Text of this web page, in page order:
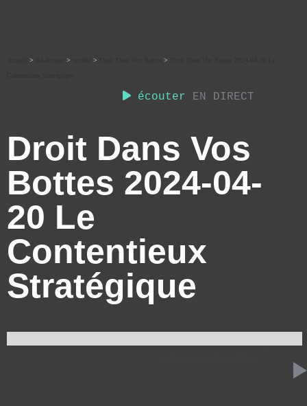
écouter EN DIRECT
> > > >
Droit Dans Vos
Bottes 2024-04-
20 Le
Contentieux
Stratégique